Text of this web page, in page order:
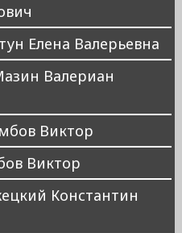
Елена Валерьевна
Валериан
Виктор
Виктор
Константин